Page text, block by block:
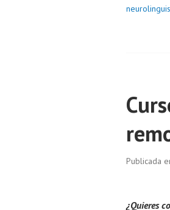
Publicada
¿Quieres